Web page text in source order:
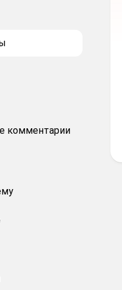
комментарии